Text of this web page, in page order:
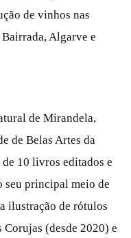
de vinhos nas
Algarve e
de Mirandela,
de Belas Artes da
10 livros editados e
seu principal meio de
ilustração de rótulos
Corujas (desde 2020) e